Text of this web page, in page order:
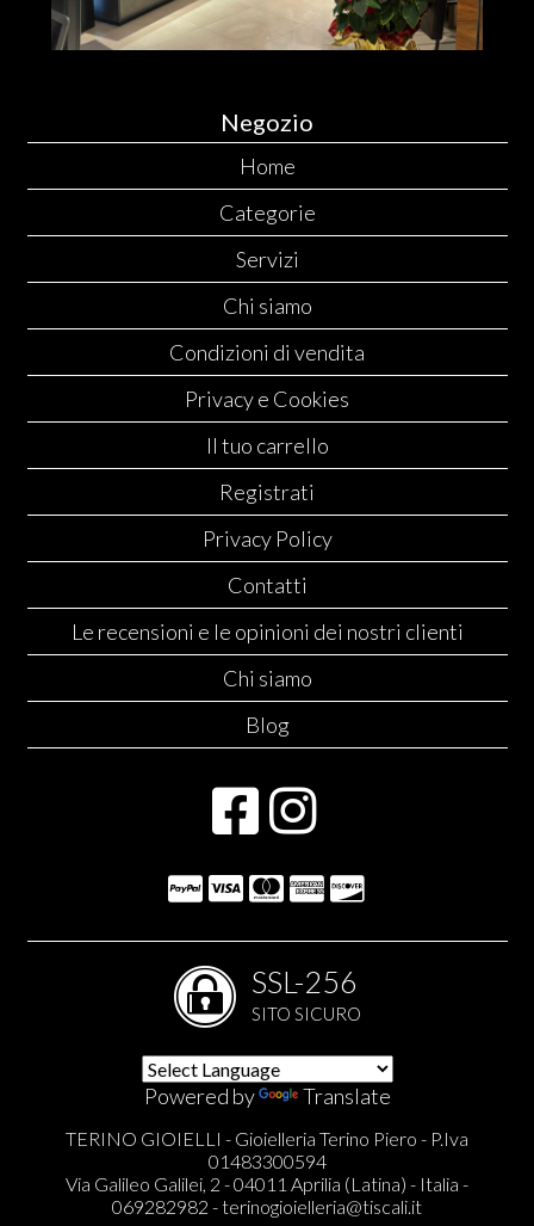
Negozio
Home
Categorie
Servizi
Chi siamo
Condizioni di vendita
Privacy e Cookies
Il tuo carrello
Registrati
Privacy Policy
Contatti
Le recensioni e le opinioni dei nostri clienti
Chi siamo
Blog
SSL-256
SITO SICURO
Powered by Translate
TERINO GIOIELLI - Gioielleria Terino Piero - P.Iva
01483300594
Via Galileo Galilei, 2 - 04011 Aprilia (Latina) - Italia -
069282982 -terinogioielleria@tiscali.it